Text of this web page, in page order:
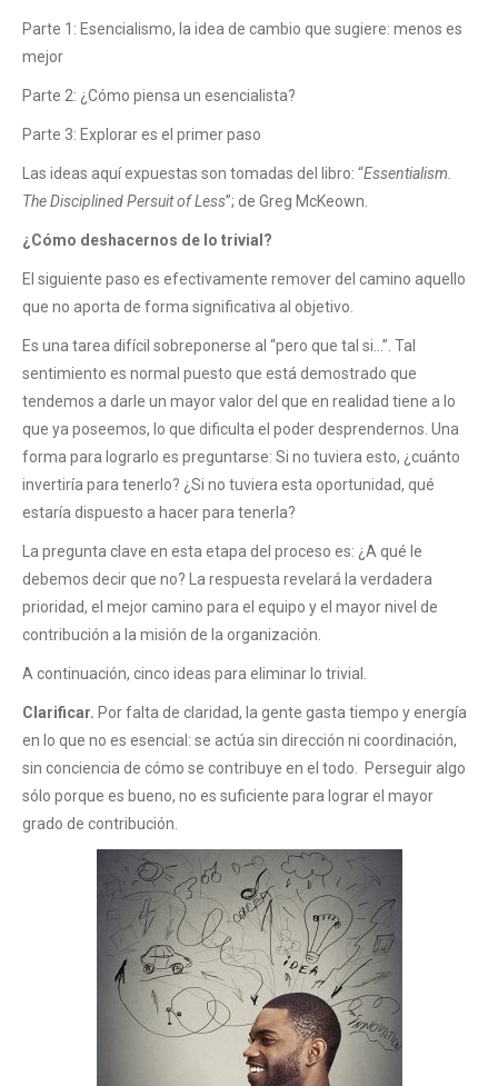
Parte 1: Esencialismo, la idea de cambio que sugiere: menos es
mejor
Parte 2: ¿Cómo piensa un esencialista?
Parte 3: Explorar es el primer paso
Las ideas aquí expuestas son tomadas del libro: “Essentialism.
The Disciplined Persuit of Less”; de Greg McKeown.
¿Cómo deshacernos de lo trivial?
El siguiente paso es efectivamente remover del camino aquello
que no aporta de forma significativa al objetivo.
Es una tarea difícil sobreponerse al “pero que tal si…”. Tal
sentimiento es normal puesto que está demostrado que
tendemos a darle un mayor valor del que en realidad tiene a lo
que ya poseemos, lo que dificulta el poder desprendernos. Una
forma para lograrlo es preguntarse: Si no tuviera esto, ¿cuánto
invertiría para tenerlo? ¿Si no tuviera esta oportunidad, qué
estaría dispuesto a hacer para tenerla?
La pregunta clave en esta etapa del proceso es: ¿A qué le
debemos decir que no? La respuesta revelará la verdadera
prioridad, el mejor camino para el equipo y el mayor nivel de
contribución a la misión de la organización.
A continuación, cinco ideas para eliminar lo trivial.
Clarificar. Por falta de claridad, la gente gasta tiempo y energía
en lo que no es esencial: se actúa sin dirección ni coordinación,
sin conciencia de cómo se contribuye en el todo. Perseguir algo
sólo porque es bueno, no es suficiente para lograr el mayor
grado de contribución.